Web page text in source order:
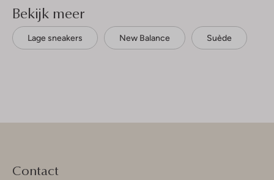
Bekijk meer
Lage sneakers New Balance Suède
Contact